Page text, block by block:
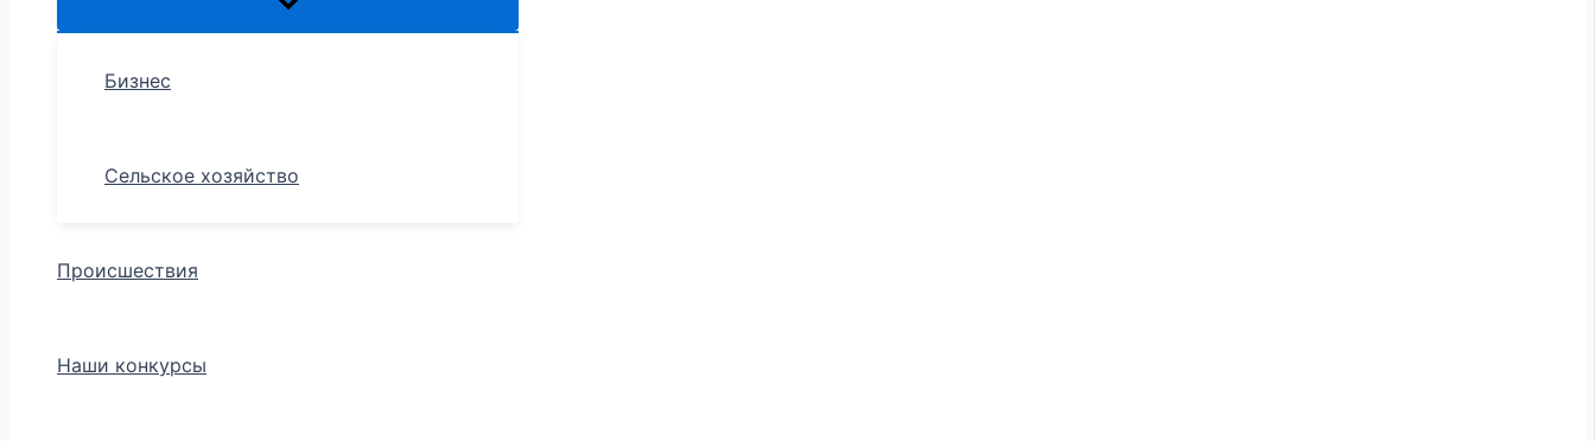
Бизнес
Сельское хозяйство
Происшествия
Наши конкурсы